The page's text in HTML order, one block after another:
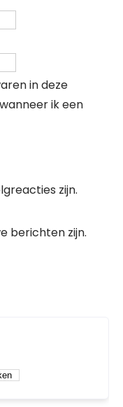
in deze
ik een
zijn.
berichten zijn.